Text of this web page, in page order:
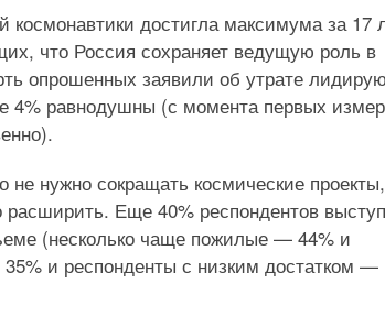
достигла максимума за 17
что Россия сохраняет ведущую роль в
опрошенных заявили об утрате
равнодушны (с момента первых
нужно сокращать космические
Еще 40% респондентов
(несколько чаще пожилые — 44% и
и респонденты с низким достатком —